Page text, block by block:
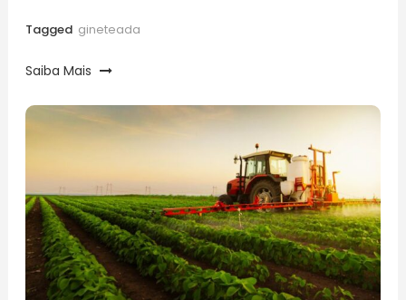
Tagged gineteada
Saiba Mais